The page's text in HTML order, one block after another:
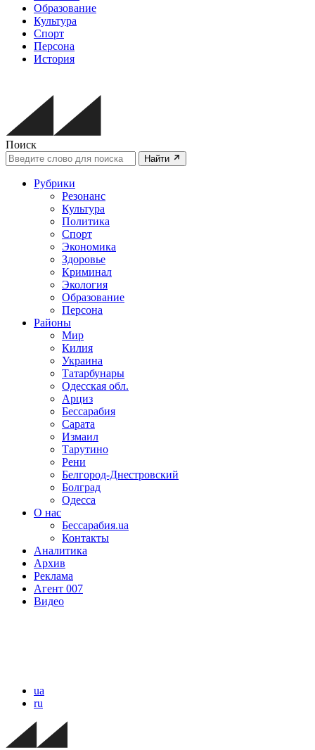
Образование
Культура
Спорт
Персона
История
Поиск
Найти
Рубрики
Резонанс
Культура
Политика
Спорт
Экономика
Здоровье
Криминал
Экология
Образование
Персона
Районы
Мир
Килия
Украина
Татарбунары
Одесская обл.
Арциз
Бессарабия
Сарата
Измаил
Тарутино
Рени
Белгород-Днестровский
Болград
Одесса
О нас
Бессарабия.ua
Контакты
Аналитика
Архив
Реклама
Агент 007
Видео
ua
ru